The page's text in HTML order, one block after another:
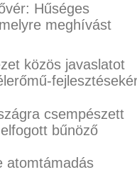
Hűséges
meghívást
közös javaslatot
csempészett
bűnöző
atomtámadás